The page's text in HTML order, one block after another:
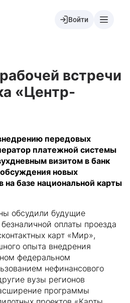
Войти
встречи
«Центр-
передовых
платежной системы
визитом в банк
новых
на базе национальной карты
обсудили будущие
оплаты проезда
карт «Мир»,
опыта внедрения
федеральном
нефинансового
вузы регионов
программы